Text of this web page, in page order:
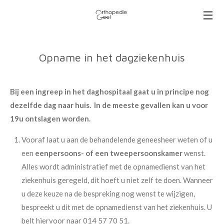
hoofdinhoud
Opname in het dagziekenhuis
Bij een ingreep in het daghospitaal gaat u in principe nog
dezelfde dag naar huis. In de meeste gevallen kan u voor
19u ontslagen worden.
Vooraf laat u aan de behandelende geneesheer weten of u
een eenpersoons- of een tweepersoonskamerwenst.
Alles wordt administratief met de opnamedienst van het
ziekenhuis geregeld, dit hoeft u niet zelf te doen. Wanneer
u deze keuze na de bespreking nog wenst te wijzigen,
bespreekt u dit met de opnamedienst van het ziekenhuis. U
belt hiervoor naar 014 57 70 51.